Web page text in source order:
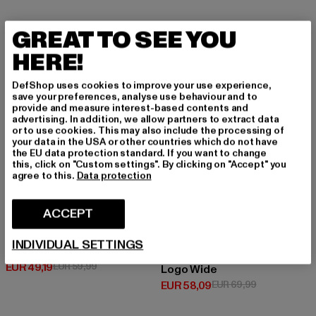
-18%
BRANDIT
Pure
EUR 49,19
Huidige prijs: EUR 49,19
EUR 59,99Actieprijs: EUR 59,99
-17%
Logo Wide
EUR 58,09
Huidige prijs: EUR 58,09
EUR 69,99Actieprijs:
GREAT TO SEE YOU
HERE!
DefShop uses cookies to improve your use experience,
save your preferences, analyse use behaviour and to
provide and measure interest-based contents and
advertising. In addition, we allow partners to extract data
or to use cookies. This may also include the processing of
your data in the USA or other countries which do not have
the EU data protection standard. If you want to change
this, click on "Custom settings". By clicking on "Accept" you
agree to this. Data protection
ACCEPT
INDIVIDUAL SETTINGS